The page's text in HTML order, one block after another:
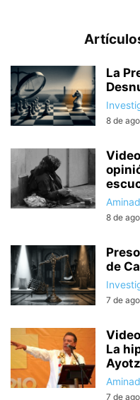
La
8 de
8 de
de
7 de
La
7 de